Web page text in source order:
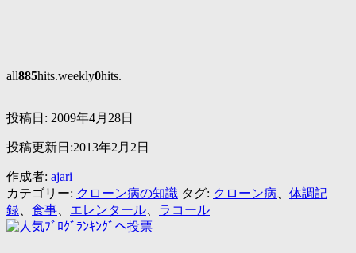
all885hits.weekly0hits.
投稿日: 2009年4月28日
投稿更新日:2013年2月2日
作成者: ajari
カテゴリー: クローン病の知識 タグ: クローン病
体調記
録
食事 エレンタール ラコール